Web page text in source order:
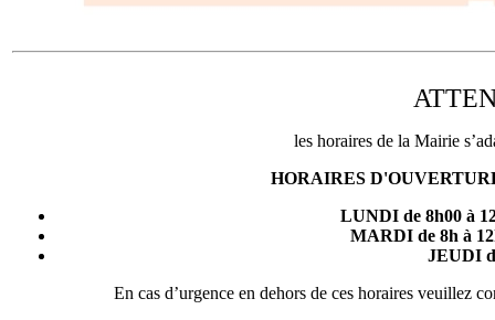
les horaires de la Mairie
HORAIRES
LUNDI de 8h00 à
MARDI de 8h à
JEUDI
En cas d’urgence en dehors de ces horaires veuillez